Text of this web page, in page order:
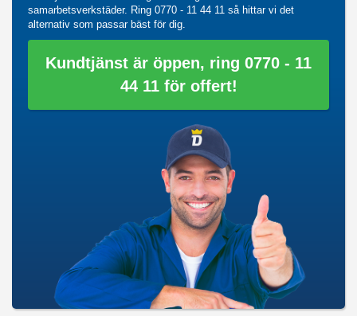
samarbetsverkstäder. Ring 0770 - 11 44 11 så hittar vi det
alternativ som passar bäst för dig.
Kundtjänst är öppen, ring 0770 - 11
44 11 för offert!